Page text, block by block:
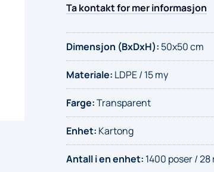
liter
Ta kontakt for mer informasjon
Dimensjon (BxDxH): 50x50 cm
Materiale: LDPE / 15 my
Farge:Transparent
Enhet: Kartong
Antall i en enhet: 1400 poser / 28